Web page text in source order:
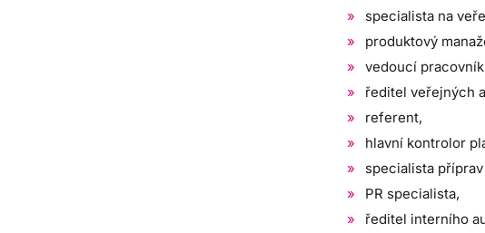
specialista na
produktový
vedoucí
ředitel veřejných
referent,
hlavní kontrolor
specialista
PR specialista,
ředitel interního